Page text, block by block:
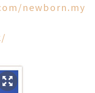
newborn.my